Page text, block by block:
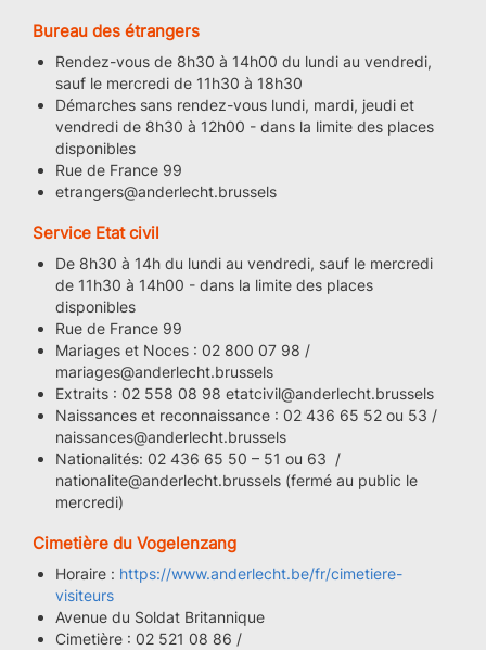
Bureau des étrangers
Rendez-vous de 8h30 à 14h00 du lundi au vendredi,
sauf le mercredi de 11h30 à 18h30
Démarches sans rendez-vous lundi, mardi, jeudi et
vendredi de 8h30 à 12h00 - dans la limite des places
disponibles
Rue de France 99
etrangers@anderlecht.brussels
Service Etat civil
De 8h30 à 14h du lundi au vendredi, sauf le mercredi
de 11h30 à 14h00 - dans la limite des places
disponibles
Rue de France 99
Mariages et Noces : 02 800 07 98 /
mariages@anderlecht.brussels
Extraits : 02 558 08 98 etatcivil@anderlecht.brussels
Naissances et reconnaissance : 02 436 65 52 ou 53 /
naissances@anderlecht.brussels
Nationalités: 02 436 65 50 – 51 ou 63 /
nationalite@anderlecht.brussels (fermé au public le
mercredi)
Cimetière du Vogelenzang
Horaire : https://www.anderlecht.be/fr/cimetiere-
visiteurs
Avenue du Soldat Britannique
Cimetière : 02 521 08 86 /